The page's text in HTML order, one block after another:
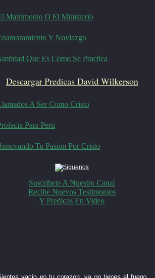
Matrimonio O El Ministerio
Y Noviazgo
Que Es Como Se Practica
Descargar Predicas David Wilkerson
A Ser Como Cristo
Para Peru
Tu Pasion Por Cristo
Suscribete A Nuestro Canal
Recibe Nuevos Testimonios
Y Predicas En Video